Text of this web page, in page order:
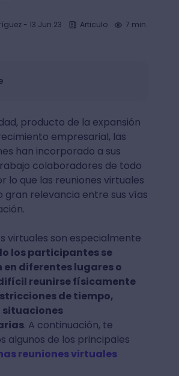
- 13 Jun 23 Articulo 7 min.
producto de la expansión
empresarial, las
han incorporado a sus
colaboradores de todo
lo que las reuniones virtuales
gran relevancia entre sus vías
virtuales son especialmente
los participantes se
diferentes lugares o
reunirse físicamente
de tiempo,
. A continuación, te
algunos de los principales
reuniones virtuales